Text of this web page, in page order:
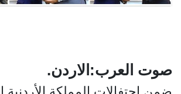
صوت العرب:الاردن.